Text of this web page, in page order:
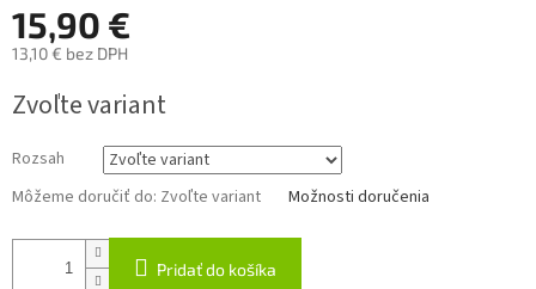
15,90 €
13,10 € bez DPH
cena:
Zvoľte variant
Rozsah
Môžeme doručiť do: Zvoľte variant Možnosti doručenia
Pridať do košíka